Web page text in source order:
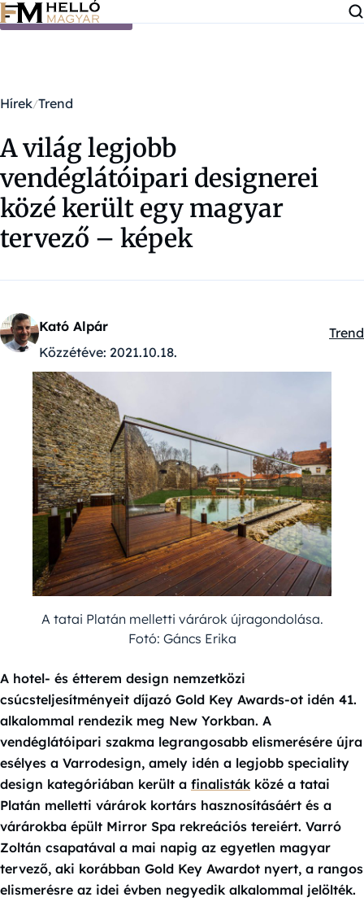
Ugrás a tartalomra
Hírek Trend
A világ legjobb
vendéglátóipari designerei
közé került egy magyar
tervező – képek
Kató Alpár
Közzétéve: 2021.10.18.
Trend
A tatai Platán melletti várárok újragondolása.
Fotó: Gáncs Erika
A hotel- és étterem design nemzetközi
csúcsteljesítményeit díjazó Gold Key Awards-ot idén 41.
alkalommal rendezik meg New Yorkban. A
vendéglátóipari szakma legrangosabb elismerésére újra
esélyes a Varrodesign, amely idén a legjobb speciality
design kategóriában került a finalisták közé a tatai
Platán melletti várárok kortárs hasznosításáért és a
várárokba épült Mirror Spa rekreációs tereiért. Varró
Zoltán csapatával a mai napig az egyetlen magyar
tervező, aki korábban Gold Key Awardot nyert, a rangos
elismerésre az idei évben negyedik alkalommal jelölték.